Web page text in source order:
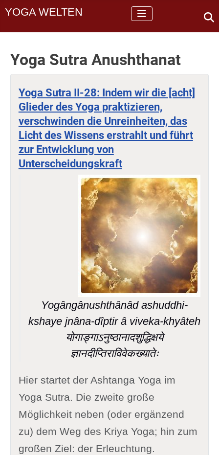
YOGA WELTEN
Yoga Sutra Anushthanat
Yoga Sutra II-28: Indem wir die [acht]
Glieder des Yoga praktizieren,
verschwinden die Unreinheiten, das
Licht des Wissens erstrahlt und führt
zur Entwicklung von
Unterscheidungskraft
Yogângânushthânâd ashuddhi-
kshaye jnâna-dîptir â viveka-khyâteh
योगाङ्गाऽनुष्ठानादशुद्धिक्षये
ज्ञानदीप्तिराविवेकख्यातेः
Hier startet der Ashtanga Yoga im
Yoga Sutra. Die zweite große
Möglichkeit neben (oder ergänzend
zu) dem Weg des Kriya Yoga; hin zum
großen Ziel: der Erleuchtung.